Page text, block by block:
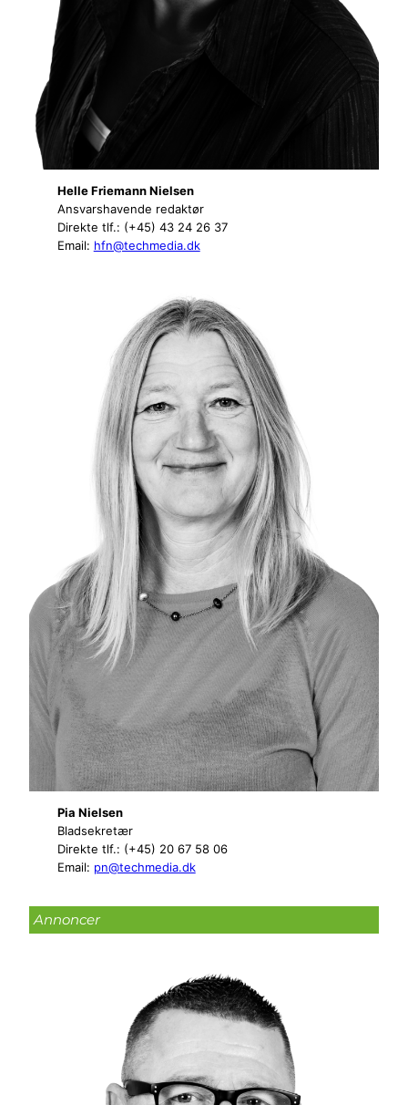
Helle Friemann Nielsen
Ansvarshavende redaktør
Direkte tlf.: (+45) 43 24 26 37
Email: hfn@techmedia.dk
Pia Nielsen
Bladsekretær
Direkte tlf.: (+45) 20 67 58 06
Email: pn@techmedia.dk
Annoncer